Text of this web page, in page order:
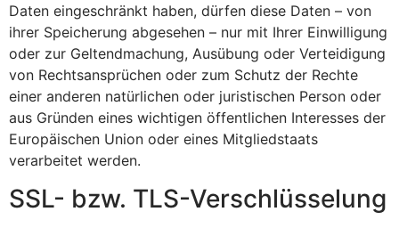
Daten eingeschränkt haben, dürfen diese Daten – von
ihrer Speicherung abgesehen – nur mit Ihrer Einwilligung
oder zur Geltendmachung, Ausübung oder Verteidigung
von Rechtsansprüchen oder zum Schutz der Rechte
einer anderen natürlichen oder juristischen Person oder
aus Gründen eines wichtigen öffentlichen Interesses der
Europäischen Union oder eines Mitgliedstaats
verarbeitet werden.
SSL- bzw. TLS-Verschlüsselung